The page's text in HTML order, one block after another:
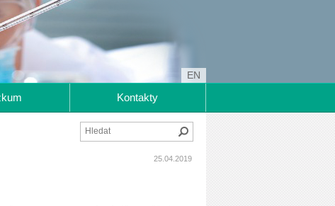
EN
Kontakty
25.04.2019